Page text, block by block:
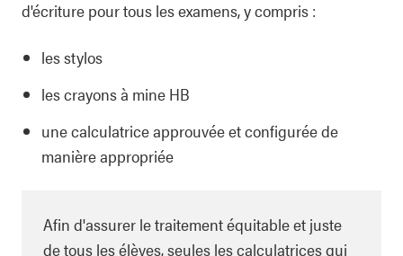
d'écriture pour tous les examens, y compris :
les stylos
les crayons à mine HB
une calculatrice approuvée et configurée de
manière appropriée
Afin d'assurer le traitement équitable et juste
de tous les élèves, seules les calculatrices qui